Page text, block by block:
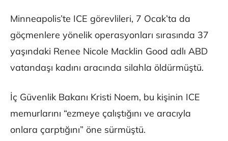
Minneapolis’te ICE görevlileri, 7 Ocak’ta da
göçmenlere yönelik operasyonları sırasında 37
yaşındaki Renee Nicole Macklin Good adlı ABD
vatandaşı kadını aracında silahla öldürmüştü.
İç Güvenlik Bakanı Kristi Noem, bu kişinin ICE
memurlarını “ezmeye çalıştığını ve aracıyla
onlara çarptığını” öne sürmüştü.